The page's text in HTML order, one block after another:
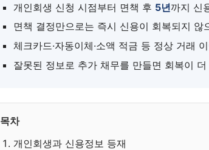
개인회생 신청 시점부터 면책 후 5년까지 신
면책 결정만으로는 즉시 신용이 회복되지 않
체크카드·자동이체·소액 적금 등 정상 거래
잘못된 정보로 추가 채무를 만들면 회복이
목차
개인회생과 신용정보 등재